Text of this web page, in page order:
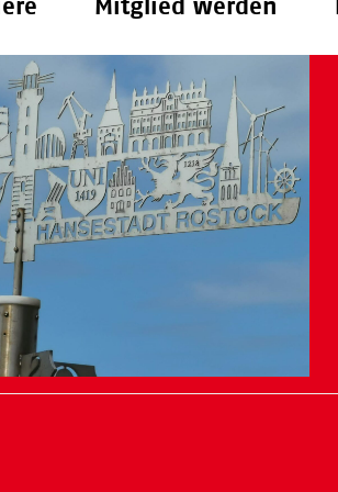
Mitglied werden